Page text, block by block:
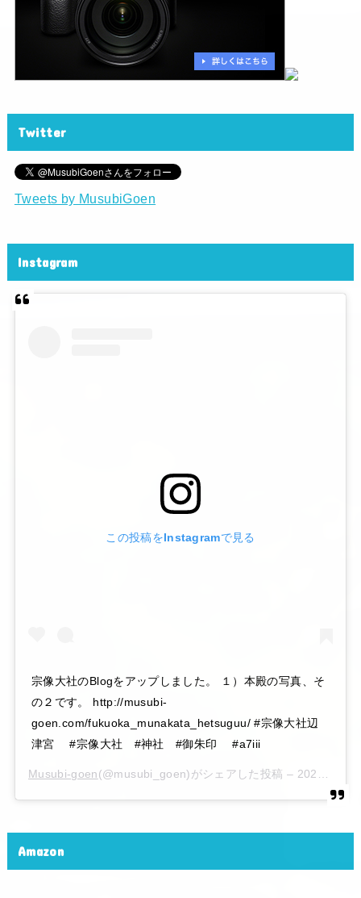
Twitter
Tweets by MusubiGoen
Instagram
この投稿をInstagramで見る
宗像大社のBlogをアップしました。 １）本殿の写真、そ
の２です。 http://musubi-
goen.com/fukuoka_munakata_hetsuguu/ #宗像大社辺
津宮 #宗像大社 #神社 #御朱印 #a7iii
Musubi-goen(@musubi_goen)がシェアした投稿 – 2020年 6月月6日午後10時15分PDT
Amazon